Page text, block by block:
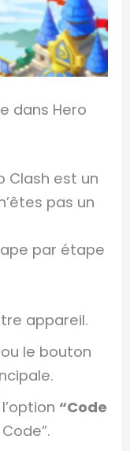
dans Hero
Clash est un
pas un
par étape
appareil.
le bouton
“Code